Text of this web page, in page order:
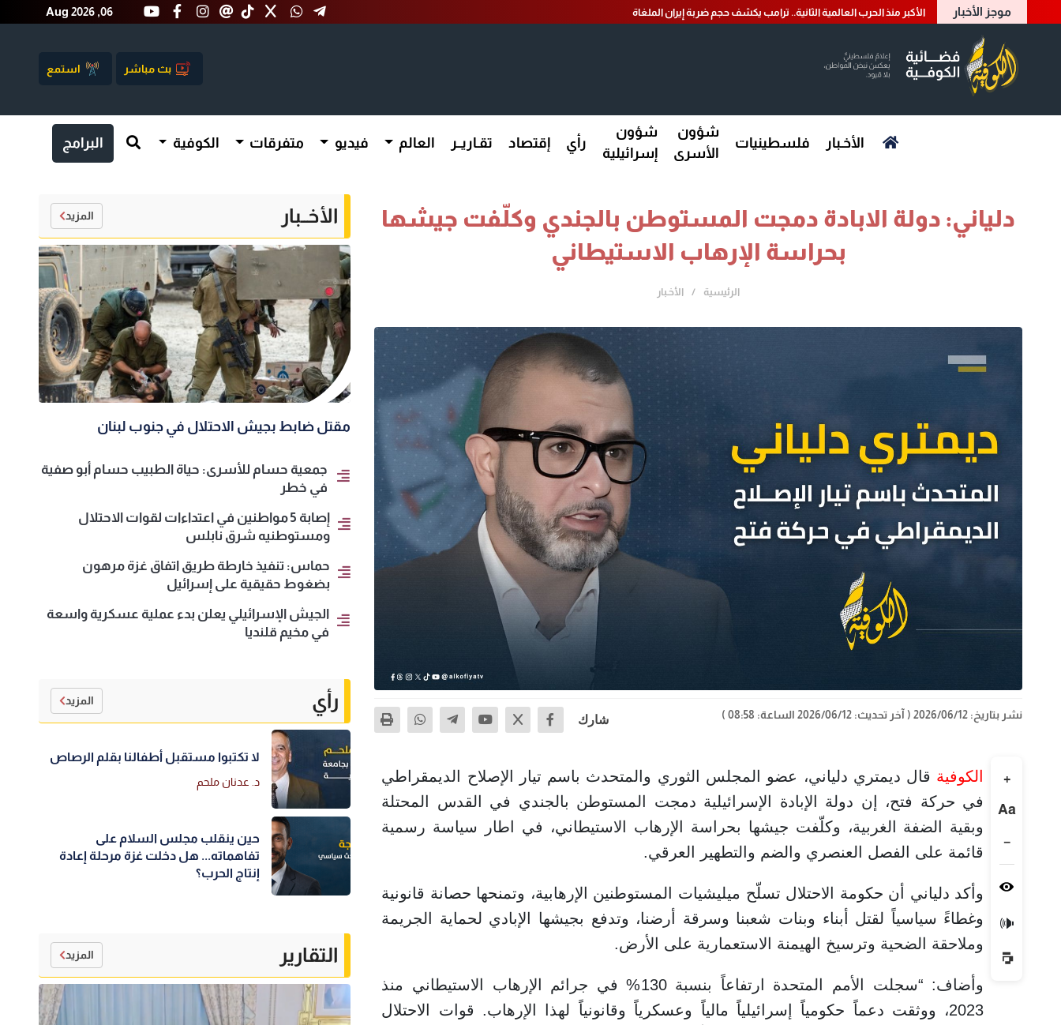
موجز الأخبار الأكبر منذ الحرب العالمية الثانية.. ترامب يكشف حجم ضربة إيران الملغاة Aug 2026 ,06
بث مباشر استمع
الأخـبار فلسطينيات
شؤون
الأسرى
شؤون
إسرائيلية
رأي إقتصاد تقـاريــر العالم فيديو متفرقات الكوفية البرامج
دلياني: دولة الابادة دمجت المستوطن بالجندي وكلّفت جيشها
بحراسة الإرهاب الاستيطاني
الرئيسية الأخـبار
نشر بتاريخ: 2026/06/12 ( آخر تحديث: 2026/06/12 الساعة: 08:58 ) شارك
+
Aa
−
🔊
الكوفية قال ديمتري دلياني، عضو المجلس الثوري والمتحدث باسم تيار الإصلاح الديمقراطي
في حركة فتح، إن دولة الإبادة الإسرائيلية دمجت المستوطن بالجندي في القدس المحتلة
وبقية الضفة الغربية، وكلّفت جيشها بحراسة الإرهاب الاستيطاني، في اطار سياسة رسمية
قائمة على الفصل العنصري والضم والتطهير العرقي.
وأكد دلياني أن حكومة الاحتلال تسلّح ميليشيات المستوطنين الإرهابية، وتمنحها حصانة قانونية
وغطاءً سياسياً لقتل أبناء وبنات شعبنا وسرقة أرضنا، وتدفع بجيشها الإبادي لحماية الجريمة
وملاحقة الضحية وترسيخ الهيمنة الاستعمارية على الأرض.
وأضاف: “سجلت الأمم المتحدة ارتفاعاً بنسبة 130% في جرائم الإرهاب الاستيطاني منذ
2023، ووثقت دعماً حكومياً إسرائيلياً مالياً وعسكرياً وقانونياً لهذا الإرهاب. قوات الاحتلال
الأخــبار المزيد
مقتل ضابط بجيش الاحتلال في جنوب لبنان
جمعية حسام للأسرى: حياة الطبيب حسام أبو صفية
في خطر
إصابة 5 مواطنين في اعتداءات لقوات الاحتلال
ومستوطنيه شرق نابلس
حماس: تنفيذ خارطة طريق اتفاق غزة مرهون
بضغوط حقيقية على إسرائيل
الجيش الإسرائيلي يعلن بدء عملية عسكرية واسعة
في مخيم قلنديا
رأي المزيد
لا تكتبوا مستقبل أطفالنا بقلم الرصاص
د. عدنان ملحم
حين ينقلب مجلس السلام على
تفاهماته... هل دخلت غزة مرحلة إعادة
إنتاج الحرب؟
التقارير المزيد